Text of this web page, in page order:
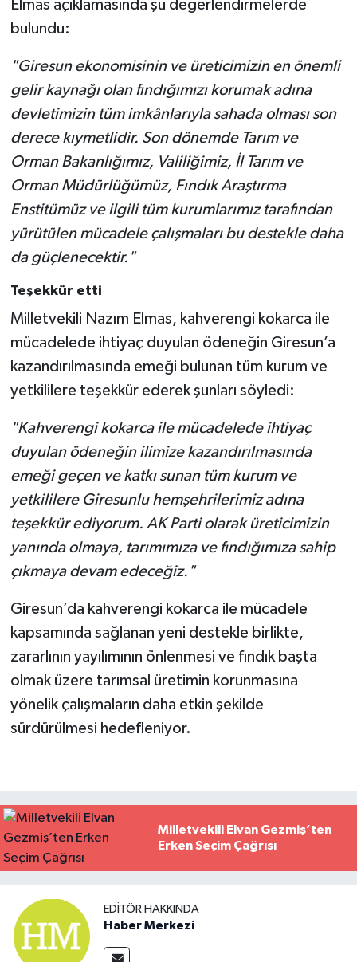
Elmas açıklamasında şu değerlendirmelerde
bulundu:
"Giresun ekonomisinin ve üreticimizin en önemli
gelir kaynağı olan fındığımızı korumak adına
devletimizin tüm imkânlarıyla sahada olması son
derece kıymetlidir. Son dönemde Tarım ve
Orman Bakanlığımız, Valiliğimiz, İl Tarım ve
Orman Müdürlüğümüz, Fındık Araştırma
Enstitümüz ve ilgili tüm kurumlarımız tarafından
yürütülen mücadele çalışmaları bu destekle daha
da güçlenecektir."
Teşekkür etti
Milletvekili Nazım Elmas, kahverengi kokarca ile
mücadelede ihtiyaç duyulan ödeneğin Giresun’a
kazandırılmasında emeği bulunan tüm kurum ve
yetkililere teşekkür ederek şunları söyledi:
"Kahverengi kokarca ile mücadelede ihtiyaç
duyulan ödeneğin ilimize kazandırılmasında
emeği geçen ve katkı sunan tüm kurum ve
yetkililere Giresunlu hemşehrilerimiz adına
teşekkür ediyorum. AK Parti olarak üreticimizin
yanında olmaya, tarımımıza ve fındığımıza sahip
çıkmaya devam edeceğiz."
Giresun’da kahverengi kokarca ile mücadele
kapsamında sağlanan yeni destekle birlikte,
zararlının yayılımının önlenmesi ve fındık başta
olmak üzere tarımsal üretimin korunmasına
yönelik çalışmaların daha etkin şekilde
sürdürülmesi hedefleniyor.
Milletvekili Elvan Gezmiş’ten
Erken Seçim Çağrısı
EDITÖR HAKKINDA
Haber Merkezi